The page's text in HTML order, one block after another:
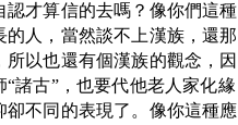
才算信的去嗎？像你們這種
人，當然談不上漢族，還那
以也還有個漢族的觀念，因
諸古”，也要代他老人家化緣
不同的表現了。像你這種應